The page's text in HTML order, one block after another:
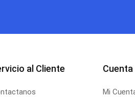
al Cliente Cuenta
Mi